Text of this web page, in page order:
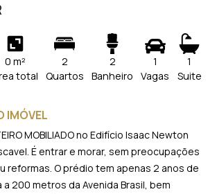
0 m²
total
2
Quartos
2
Banheiro
1
Vagas
1
Suite
IMÓVEL
MOBILIADO no Edifício Isaac Newton
É entrar e morar, sem preocupações
reformas. O prédio tem apenas 2 anos de
200 metros da Avenida Brasil, bem